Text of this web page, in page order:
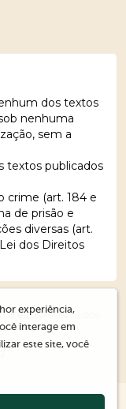
dos textos
nenhuma
sem a
textos publicados
crime (art. 184 e
de prisão e
diversas (art.
dos Direitos
reservados.
experiência,
interage em
este site, você